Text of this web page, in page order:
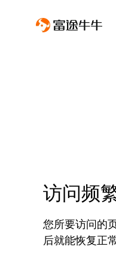
访问频
您所要访问的
后就能恢复正